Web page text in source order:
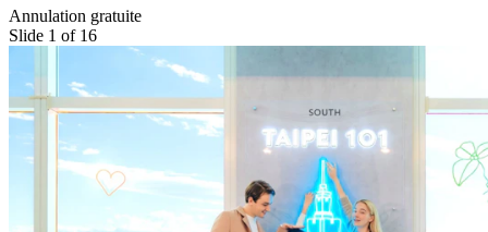
Annulation gratuite
Slide 1 of 16